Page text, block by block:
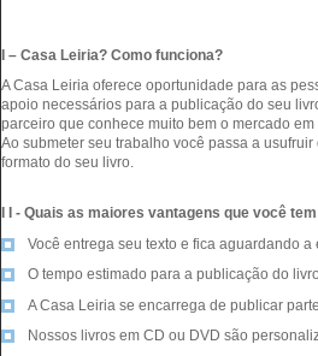
I – Casa Leiria? Como funciona?
A Casa Leiria oferece oportunidade para as
apoio necessários para a publicação do seu
parceiro que conhece muito bem o mercado em
Ao submeter seu trabalho você passa a
formato do seu livro.
I I - Quais as maiores vantagens que você
Você entrega seu texto e fica aguardando
O tempo estimado para a publicação do
A Casa Leiria se encarrega de publicar
Nossos livros em CD ou DVD são